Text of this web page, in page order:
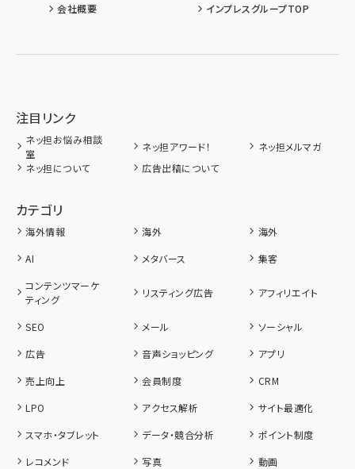
会社概要
インプレスグループTOP
注目リンク
ネッ担お悩み相談
室
ネッ担アワード！
ネッ担メルマガ
ネッ担について
広告出稿について
カテゴリ
海外情報 海外
海外
AI
メタバース
集客
コンテンツマーケ
ティング
リスティング広告 アフィリエイト
SEO メール
ソーシャル
広告
音声ショッピング
アプリ
売上向上
会員制度
CRM
LPO
アクセス解析
サイト最適化
スマホ・タブレット
データ・競合分析
ポイント制度
レコメンド
写真 動画